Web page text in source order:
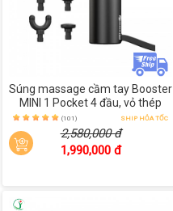
Súng massage cầm tay Booster
MINI 1 Pocket 4 đầu, vỏ thép
(101) SHIP HỎA TỐC
2,580,000 đ
1,990,000 đ